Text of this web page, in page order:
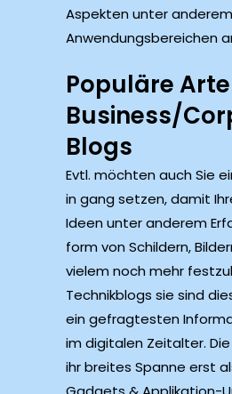
Aspekten unter anderem
Anwendungsbereichen
Populäre
Business/
Blogs
Evtl. möchten auch Sie
in gang setzen, damit
Ideen unter anderem
form von Schildern,
vielem noch mehr
Technikblogs sie sind
ein gefragtesten
im digitalen Zeitalter.
ihr breites Spanne erst